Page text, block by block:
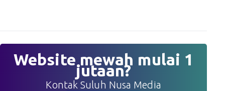
Website mewah mulai 1
jutaan?
Kontak Suluh Nusa Media